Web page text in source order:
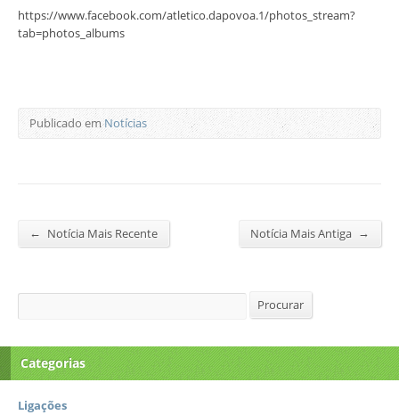
https://www.facebook.com/atletico.dapovoa.1/photos_stream?
tab=photos_albums
Publicado emNotícias
← Notícia Mais Recente Notícia Mais Antiga →
Procurar Procurar
Categorias
Ligações